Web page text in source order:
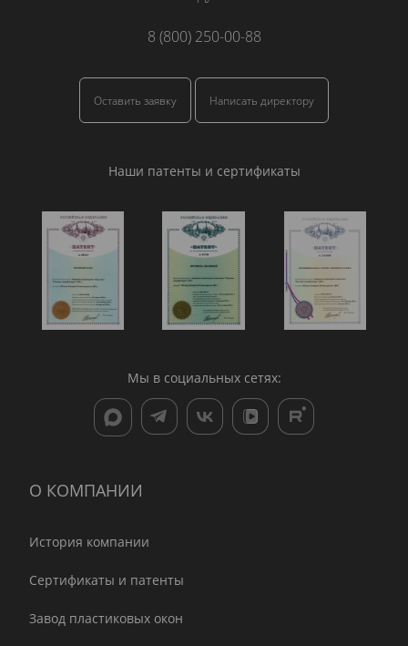
8 (800) 250-00-88
Оставить заявку Написать директору
Наши патенты и сертификаты
Мы в социальных сетях:
О КОМПАНИИ
История компании
Сертификаты и патенты
Завод пластиковых окон